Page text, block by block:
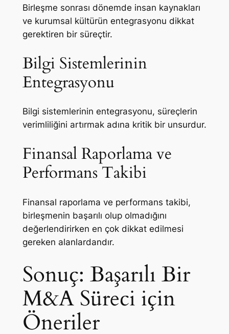
Birleşme sonrası dönemde insan kaynakları
ve kurumsal kültürün entegrasyonu dikkat
gerektiren bir süreçtir.
Bilgi Sistemlerinin
Entegrasyonu
Bilgi sistemlerinin entegrasyonu, süreçlerin
verimliliğini artırmak adına kritik bir unsurdur.
Finansal Raporlama ve
Performans Takibi
Finansal raporlama ve performans takibi,
birleşmenin başarılı olup olmadığını
değerlendirirken en çok dikkat edilmesi
gereken alanlardandır.
Sonuç: Başarılı Bir
M&A Süreci için
Öneriler